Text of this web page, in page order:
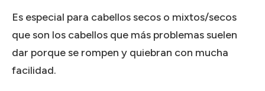
Es especial para cabellos secos o mixtos/secos
que son los cabellos que más problemas suelen
dar porque se rompen y quiebran con mucha
facilidad.